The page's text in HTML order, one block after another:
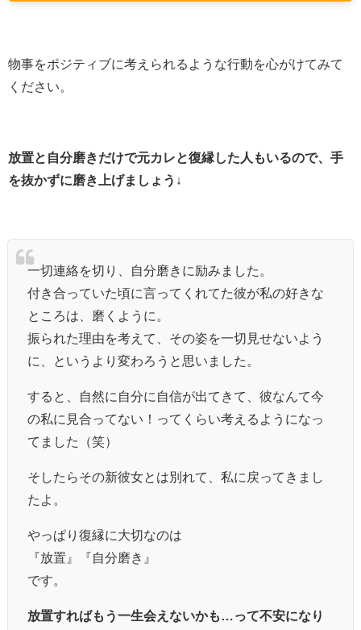
物事をポジティブに考えられるような行動を心がけてみて
ください。
放置と自分磨きだけで元カレと復縁した人もいるので、手
を抜かずに磨き上げましょう↓
一切連絡を切り、自分磨きに励みました。
付き合っていた頃に言ってくれてた彼が私の好きな
ところは、磨くように。
振られた理由を考えて、その姿を一切見せないよう
に、というより変わろうと思いました。
すると、自然に自分に自信が出てきて、彼なんて今
の私に見合ってない！ってくらい考えるようになっ
てました（笑）
そしたらその新彼女とは別れて、私に戻ってきまし
たよ。
やっぱり復縁に大切なのは
『放置』『自分磨き』
です。
放置すればもう一生会えないかも…って不安になり